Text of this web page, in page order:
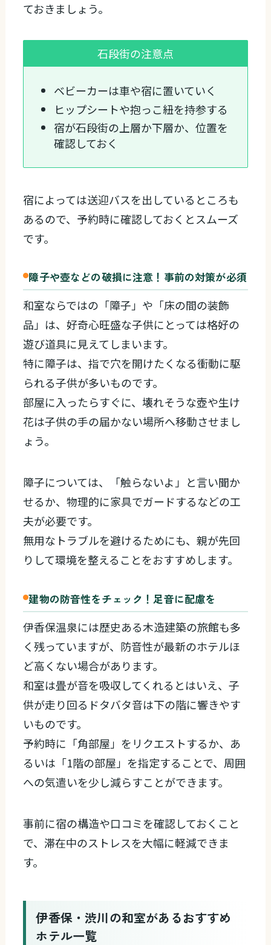
ておきましょう。
石段街の注意点
ベビーカーは車や宿に置いていく
ヒップシートや抱っこ紐を持参する
宿が石段街の上層か下層か、位置を
確認しておく
宿によっては送迎バスを出しているところも
あるので、予約時に確認しておくとスムーズ
です。
障子や壺などの破損に注意！事前の対策が必須
和室ならではの「障子」や「床の間の装飾
品」は、好奇心旺盛な子供にとっては格好の
遊び道具に見えてしまいます。
特に障子は、指で穴を開けたくなる衝動に駆
られる子供が多いものです。
部屋に入ったらすぐに、壊れそうな壺や生け
花は子供の手の届かない場所へ移動させまし
ょう。
障子については、「触らないよ」と言い聞か
せるか、物理的に家具でガードするなどの工
夫が必要です。
無用なトラブルを避けるためにも、親が先回
りして環境を整えることをおすすめします。
建物の防音性をチェック！足音に配慮を
伊香保温泉には歴史ある木造建築の旅館も多
く残っていますが、防音性が最新のホテルほ
ど高くない場合があります。
和室は畳が音を吸収してくれるとはいえ、子
供が走り回るドタバタ音は下の階に響きやす
いものです。
予約時に「角部屋」をリクエストするか、あ
るいは「1階の部屋」を指定することで、周囲
への気遣いを少し減らすことができます。
事前に宿の構造や口コミを確認しておくこと
で、滞在中のストレスを大幅に軽減できま
す。
伊香保・渋川の和室があるおすすめ
ホテル一覧